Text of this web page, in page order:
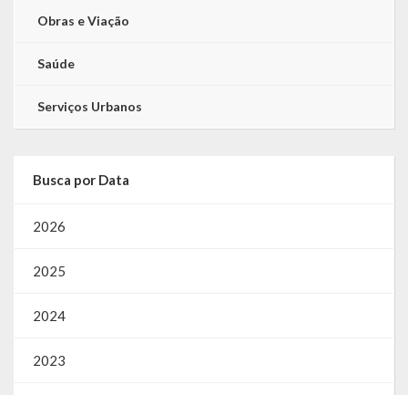
Obras e Viação
Saúde
Serviços Urbanos
Busca por Data
2026
2025
2024
2023